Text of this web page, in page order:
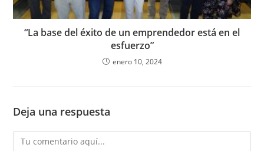
“La base del éxito de un emprendedor está en el
esfuerzo”
enero 10, 2024
Deja una respuesta
Comentario